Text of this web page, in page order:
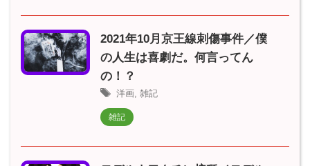
2021年10月京王線刺傷事件／僕
の人生は喜劇だ。何言ってん
の！？
洋画, 雑記
雑記